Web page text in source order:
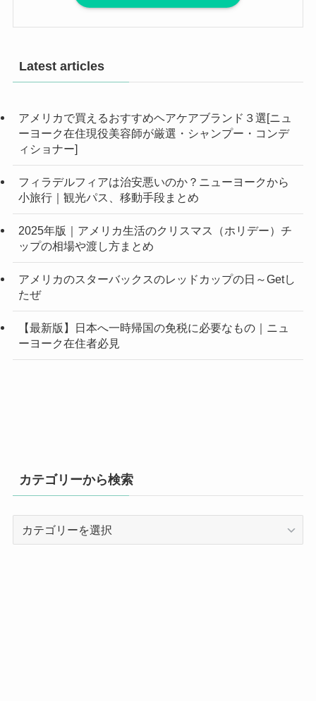
Latest articles
アメリカで買えるおすすめヘアケアブランド３選[ニュ
ーヨーク在住現役美容師が厳選・シャンプー・コンデ
ィショナー]
フィラデルフィアは治安悪いのか？ニューヨークから
小旅行｜観光パス、移動手段まとめ
2025年版｜アメリカ生活のクリスマス（ホリデー）チ
ップの相場や渡し方まとめ
アメリカのスターバックスのレッドカップの日～Getし
たぜ
【最新版】日本へ一時帰国の免税に必要なもの｜ニュ
ーヨーク在住者必見
カテゴリーから検索